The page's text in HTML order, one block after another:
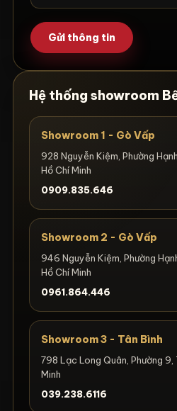
Gửi thông tin
Hệ thống showroom
Showroom 1 - Gò Vấp
928 Nguyễn Kiệm, Phường
Hồ Chí Minh
0909.835.646
Showroom 2 - Gò Vấp
946 Nguyễn Kiệm, Phường
Hồ Chí Minh
0961.864.446
Showroom 3 - Tân Bình
798 Lạc Long Quân, Phường 9,
Minh
039.238.6116